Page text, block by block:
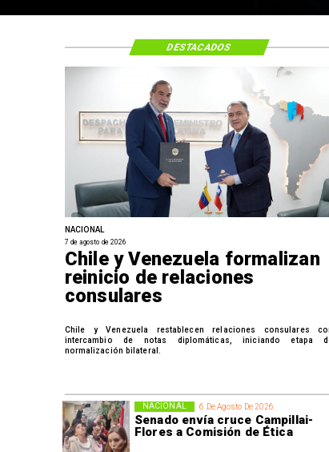
6 De Agosto De 2026
Senado envía cruce Campillai-
Flores a Comisión de Ética
NACIONAL
NACIONAL
7 de agosto de 2026
Chile y Venezuela formalizan
reinicio de relaciones
consulares
Chile y Venezuela restablecen relaciones consulares
intercambio de notas diplomáticas, iniciando etapa
normalización bilateral.
DESTACADOS